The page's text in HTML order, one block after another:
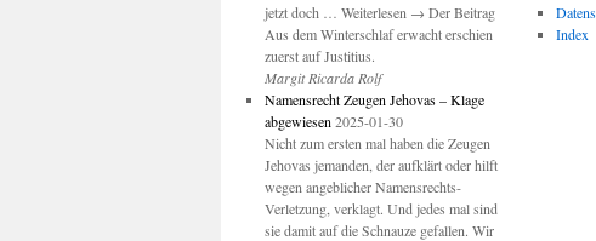
jetzt doch … Weiterlesen → Der Beitrag
Aus dem Winterschlaf erwacht erschien
zuerst auf Justitius.
Margit Ricarda Rolf
Namensrecht Zeugen Jehovas – Klage
abgewiesen 2025-01-30
Nicht zum ersten mal haben die Zeugen
Jehovas jemanden, der aufklärt oder hilft
wegen angeblicher Namensrechts-
Verletzung, verklagt. Und jedes mal sind
sie damit auf die Schnauze gefallen. Wir
Index